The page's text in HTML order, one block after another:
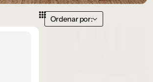
Ordenar por: